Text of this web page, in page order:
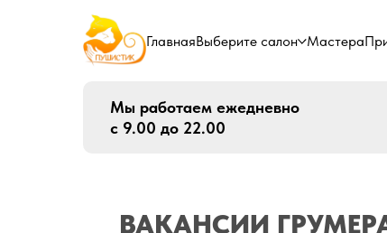
ГлавнаяВыберите салон Мастера
Мы работаем ежедневно
с 9.00 до 22.00
ВАКАНСИИ